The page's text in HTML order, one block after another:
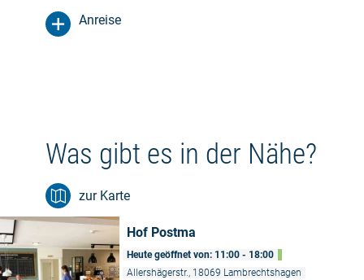
Anreise
Was gibt es in der Nähe?
zur Karte
Hof Postma
Heute geöffnet von: 11:00 - 18:00
Allershägerstr., 18069 Lambrechtshagen